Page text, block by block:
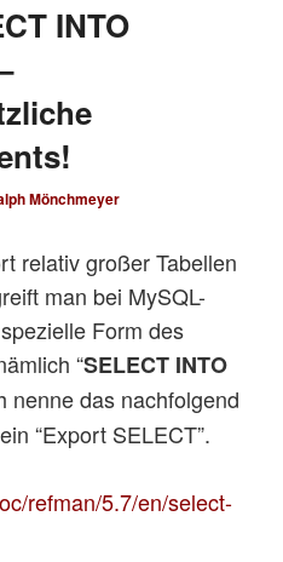
INTO
Mönchmeyer
relativ großer Tabellen
man bei MySQL-
Form des
“SELECT INTO
nenne das nachfolgend
“Export SELECT”.
refman/5.7/en/select-